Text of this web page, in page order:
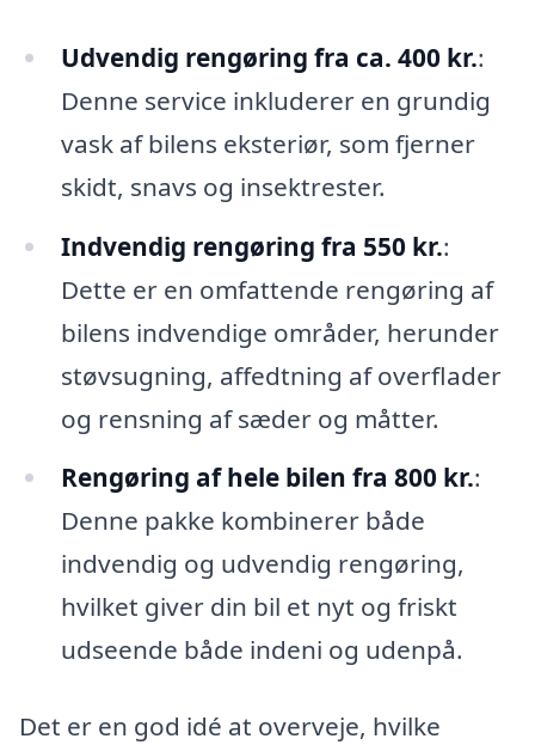
Udvendig rengøring fra ca. 400 kr.:
Denne service inkluderer en grundig
vask af bilens eksteriør, som fjerner
skidt, snavs og insektrester.
Indvendig rengøring fra 550 kr.:
Dette er en omfattende rengøring af
bilens indvendige områder, herunder
støvsugning, affedtning af overflader
og rensning af sæder og måtter.
Rengøring af hele bilen fra 800 kr.:
Denne pakke kombinerer både
indvendig og udvendig rengøring,
hvilket giver din bil et nyt og friskt
udseende både indeni og udenpå.
Det er en god idé at overveje, hvilke